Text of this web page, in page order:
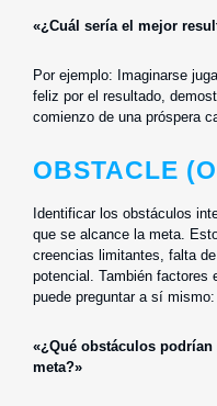
«¿Cuál sería el mejor
Por ejemplo: Imaginarse
feliz por el resultado,
comienzo de una próspera
OBSTACLE
Identificar los obstáculos
que se alcance la meta.
creencias limitantes, falta
potencial. También factores
puede preguntar a sí mismo:
«¿Qué obstáculos
meta?»